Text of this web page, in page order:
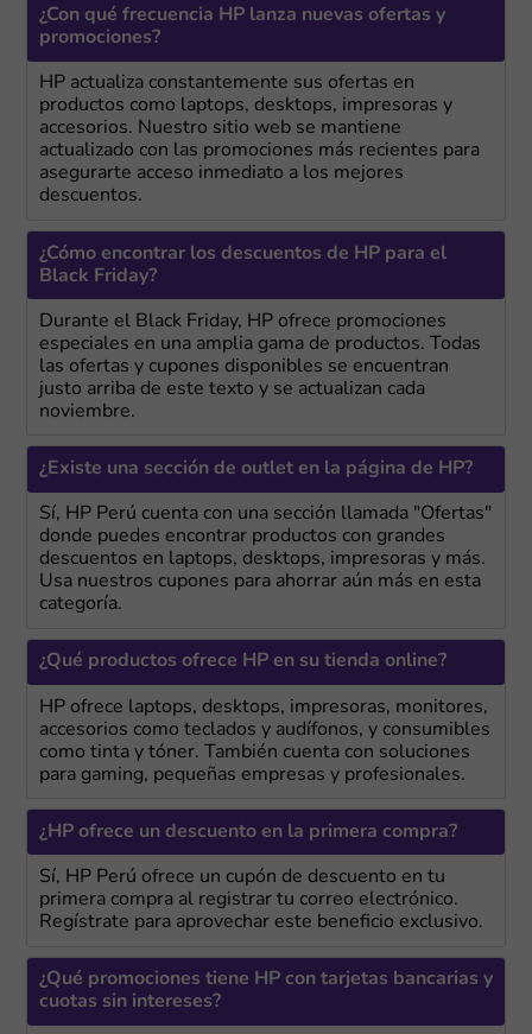
¿Con qué frecuencia HP lanza nuevas ofertas y
promociones?
HP actualiza constantemente sus ofertas en
productos como laptops, desktops, impresoras y
accesorios. Nuestro sitio web se mantiene
actualizado con las promociones más recientes para
asegurarte acceso inmediato a los mejores
descuentos.
¿Cómo encontrar los descuentos de HP para el
Black Friday?
Durante el Black Friday, HP ofrece promociones
especiales en una amplia gama de productos. Todas
las ofertas y cupones disponibles se encuentran
justo arriba de este texto y se actualizan cada
noviembre.
¿Existe una sección de outlet en la página de HP?
Sí, HP Perú cuenta con una sección llamada "Ofertas"
donde puedes encontrar productos con grandes
descuentos en laptops, desktops, impresoras y más.
Usa nuestros cupones para ahorrar aún más en esta
categoría.
¿Qué productos ofrece HP en su tienda online?
HP ofrece laptops, desktops, impresoras, monitores,
accesorios como teclados y audífonos, y consumibles
como tinta y tóner. También cuenta con soluciones
para gaming, pequeñas empresas y profesionales.
¿HP ofrece un descuento en la primera compra?
Sí, HP Perú ofrece un cupón de descuento en tu
primera compra al registrar tu correo electrónico.
Regístrate para aprovechar este beneficio exclusivo.
¿Qué promociones tiene HP con tarjetas bancarias y
cuotas sin intereses?